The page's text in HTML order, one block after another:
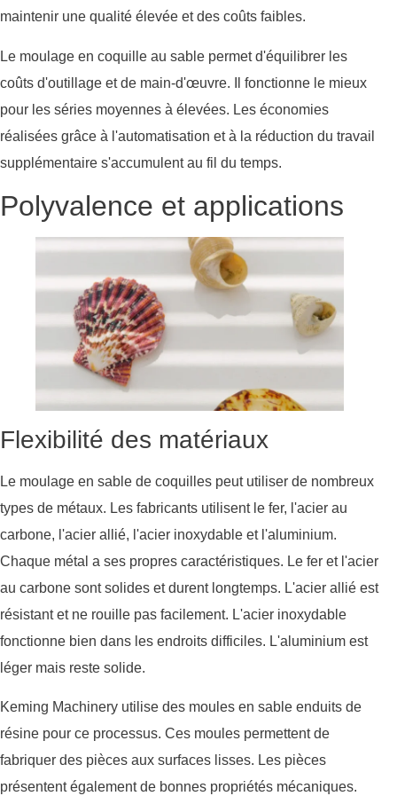
maintenir une qualité élevée et des coûts faibles.
Le moulage en coquille au sable permet d'équilibrer les
coûts d'outillage et de main-d'œuvre. Il fonctionne le mieux
pour les séries moyennes à élevées. Les économies
réalisées grâce à l'automatisation et à la réduction du travail
supplémentaire s'accumulent au fil du temps.
Polyvalence et applications
Flexibilité des matériaux
Le moulage en sable de coquilles peut utiliser de nombreux
types de métaux. Les fabricants utilisent le fer, l'acier au
carbone, l'acier allié, l'acier inoxydable et l'aluminium.
Chaque métal a ses propres caractéristiques. Le fer et l'acier
au carbone sont solides et durent longtemps. L'acier allié est
résistant et ne rouille pas facilement. L'acier inoxydable
fonctionne bien dans les endroits difficiles. L'aluminium est
léger mais reste solide.
Keming Machinery utilise des moules en sable enduits de
résine pour ce processus. Ces moules permettent de
fabriquer des pièces aux surfaces lisses. Les pièces
présentent également de bonnes propriétés mécaniques.